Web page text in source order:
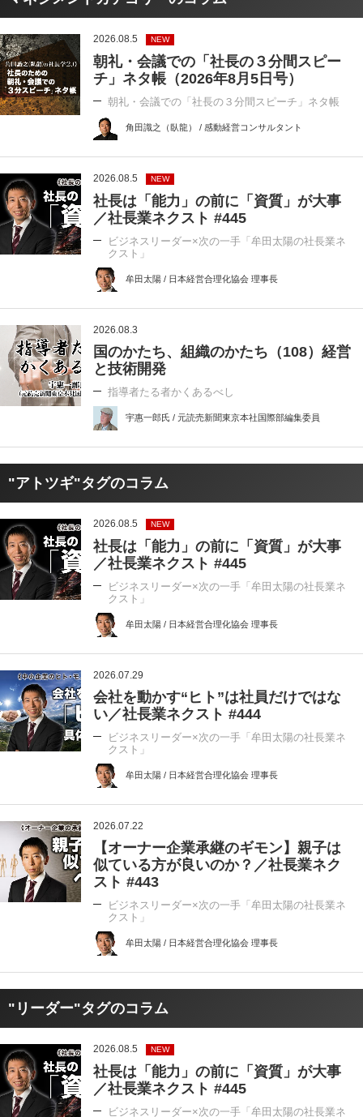
2026.08.5 NEW
朝礼・会議での「社長の３分間スピー
チ」ネタ帳（2026年8月5日号）
朝礼・会議での「社長の３分間スピーチ」ネタ帳
角田識之（臥龍） / 感動経営コンサルタント
2026.08.5 NEW
社長は「能力」の前に「資質」が大事
／社長業ネクスト #445
ビジネスリーダー×次の一手「牟田太陽の社長業ネ
クスト」
牟田太陽 / 日本経営合理化協会 理事長
2026.08.3
国のかたち、組織のかたち（108）経営
と技術開発
指導者たる者かくあるべし
宇惠一郎氏 / 元読売新聞東京本社国際部編集委員
"アトツギ"タグのコラム
2026.08.5 NEW
社長は「能力」の前に「資質」が大事
／社長業ネクスト #445
ビジネスリーダー×次の一手「牟田太陽の社長業ネ
クスト」
牟田太陽 / 日本経営合理化協会 理事長
2026.07.29
会社を動かす“ヒト”は社員だけではな
い／社長業ネクスト #444
ビジネスリーダー×次の一手「牟田太陽の社長業ネ
クスト」
牟田太陽 / 日本経営合理化協会 理事長
2026.07.22
【オーナー企業承継のギモン】親子は
似ている方が良いのか？／社長業ネク
スト #443
ビジネスリーダー×次の一手「牟田太陽の社長業ネ
クスト」
牟田太陽 / 日本経営合理化協会 理事長
"リーダー"タグのコラム
2026.08.5 NEW
社長は「能力」の前に「資質」が大事
／社長業ネクスト #445
ビジネスリーダー×次の一手「牟田太陽の社長業ネ